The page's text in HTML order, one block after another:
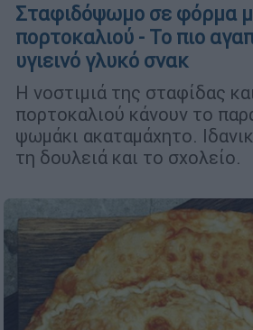
Σταφιδόψωμο σε φόρμα
πορτοκαλιού - Το πιο
υγιεινό γλυκό σνακ
Η νοστιμιά της σταφίδας
πορτοκαλιού κάνουν το
ψωμάκι ακαταμάχητο.
τη δουλειά και το σχολείο.